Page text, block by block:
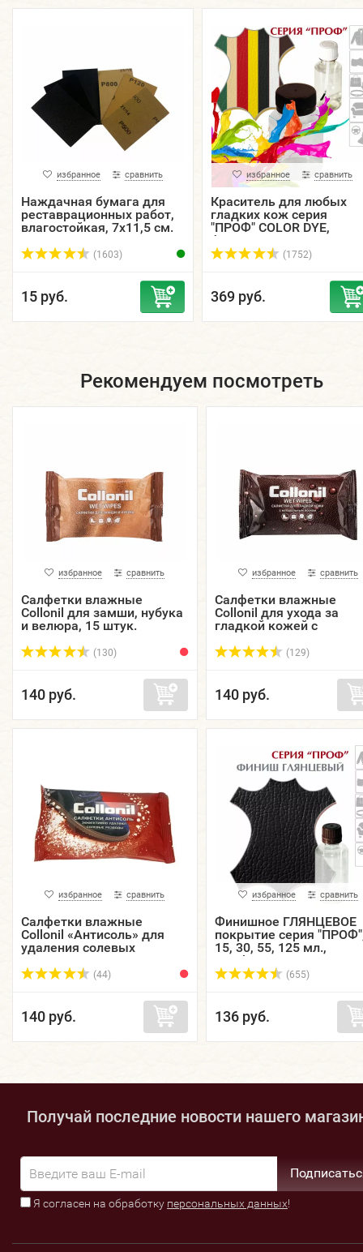
избранное сравнить
Наждачная бумага для
реставрационных работ,
влагостойкая, 7х11,5 см.
(1603)
15 руб.
избранное сравнить
Краситель для любых
гладких кож серия
"ПРОФ" COLOR DYE,
флакон, 5, 15, 30, 50, 125
мл.
(1752)
369 руб.
Рекомендуем посмотреть
избранное сравнить
Салфетки влажные
Collonil для замши, нубука
и велюра, 15 штук.
(130)
140 руб.
избранное сравнить
Салфетки влажные
Collonil для ухода за
гладкой кожей с
штук.
(129)
140 руб.
избранное сравнить
Салфетки влажные
Collonil «Антисоль» для
удаления солевых
обуви из всех видов
(44)
140 руб.
избранное сравнить
Финишное ГЛЯНЦЕВОЕ
покрытие серия
15, 30, 55, 125 мл.,
Finishing BRILLANTE
всех видов натура...
(655)
136 руб.
Получай последние новости нашего
Я согласен на обработку персональных данных!